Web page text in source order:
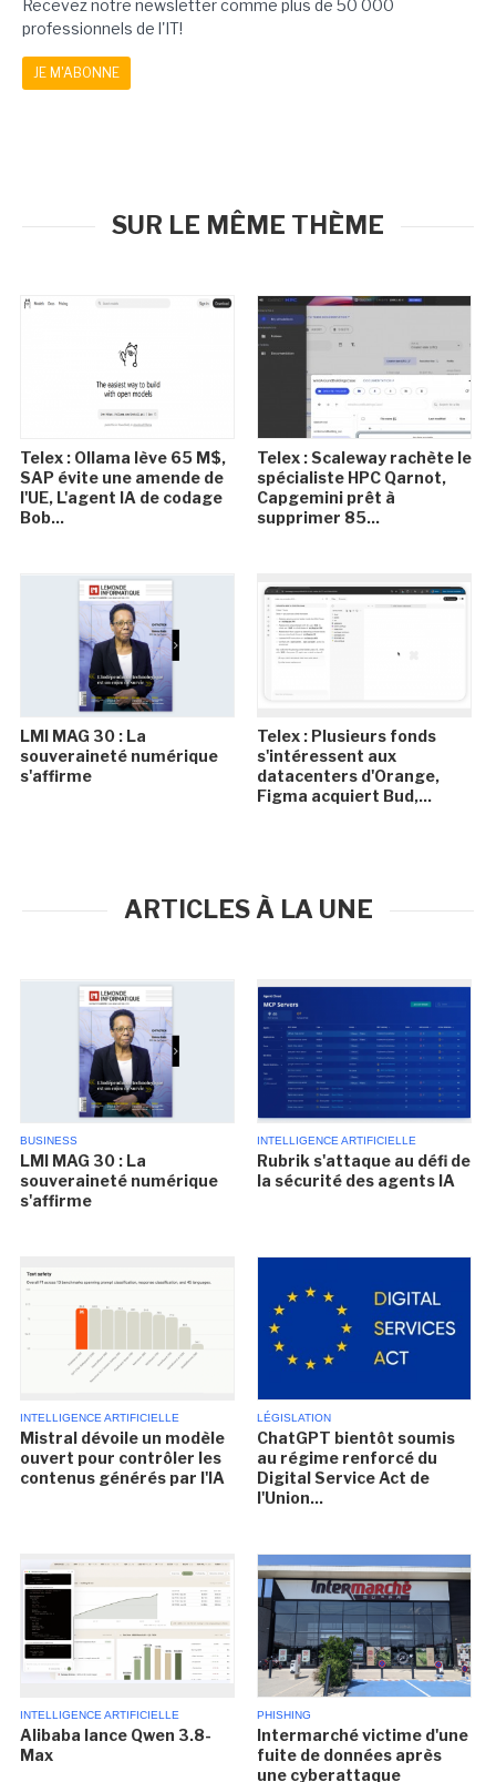
Recevez notre newsletter comme plus de 50 000
professionnels de l'IT!
JE M'ABONNE
SUR LE MÊME THÈME
Telex : Ollama lève 65 M$,
SAP évite une amende de
l'UE, L'agent IA de codage
Bob...
Telex : Scaleway rachète le
spécialiste HPC Qarnot,
Capgemini prêt à
supprimer 85...
LMI MAG 30 : La
souveraineté numérique
s'affirme
Telex : Plusieurs fonds
s'intéressent aux
datacenters d'Orange,
Figma acquiert Bud,...
ARTICLES À LA UNE
BUSINESS
LMI MAG 30 : La
souveraineté numérique
s'affirme
INTELLIGENCE ARTIFICIELLE
Rubrik s'attaque au défi de
la sécurité des agents IA
INTELLIGENCE ARTIFICIELLE
Mistral dévoile un modèle
ouvert pour contrôler les
contenus générés par l'IA
LÉGISLATION
ChatGPT bientôt soumis
au régime renforcé du
Digital Service Act de
l'Union...
INTELLIGENCE ARTIFICIELLE
Alibaba lance Qwen 3.8-
Max
PHISHING
Intermarché victime d'une
fuite de données après
une cyberattaque